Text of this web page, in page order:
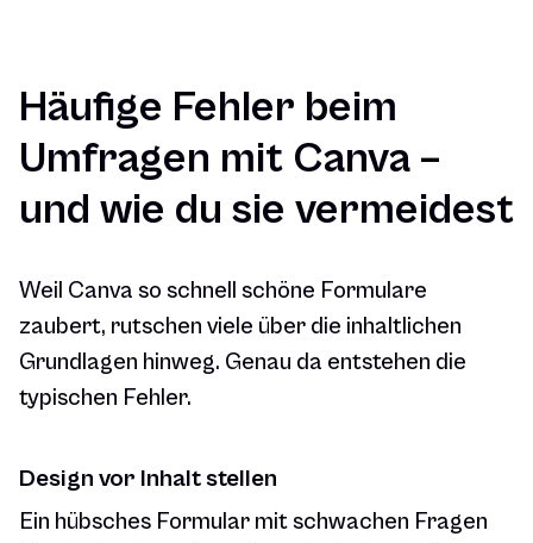
Häufige Fehler beim
Umfragen mit Canva –
und wie du sie vermeidest
Weil Canva so schnell schöne Formulare
zaubert, rutschen viele über die inhaltlichen
Grundlagen hinweg. Genau da entstehen die
typischen Fehler.
Design vor Inhalt stellen
Ein hübsches Formular mit schwachen Fragen